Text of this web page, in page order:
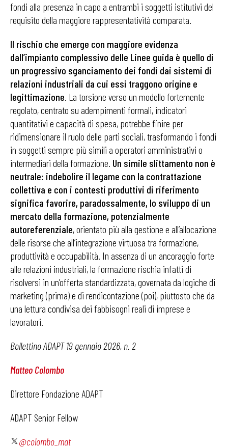
fondi alla presenza in capo a entrambi i soggetti istitutivi del
requisito della maggiore rappresentatività comparata.
Il rischio che emerge con maggiore evidenza
dall’impianto complessivo delle Linee guida è quello di
un progressivo sganciamento dei fondi dai sistemi di
relazioni industriali da cui essi traggono origine e
legittimazione. La torsione verso un modello fortemente
regolato, centrato su adempimenti formali, indicatori
quantitativi e capacità di spesa, potrebbe finire per
ridimensionare il ruolo delle parti sociali, trasformando i fondi
in soggetti sempre più simili a operatori amministrativi o
intermediari della formazione. Un simile slittamento non è
neutrale: indebolire il legame con la contrattazione
collettiva e con i contesti produttivi di riferimento
significa favorire, paradossalmente, lo sviluppo di un
mercato della formazione, potenzialmente
autoreferenziale, orientato più alla gestione e all’allocazione
delle risorse che all’integrazione virtuosa tra formazione,
produttività e occupabilità. In assenza di un ancoraggio forte
alle relazioni industriali, la formazione rischia infatti di
risolversi in un’offerta standardizzata, governata da logiche di
marketing (prima) e di rendicontazione (poi), piuttosto che da
una lettura condivisa dei fabbisogni reali di imprese e
lavoratori.
Bollettino ADAPT 19 gennaio 2026, n. 2
Matteo Colombo
Direttore Fondazione ADAPT
ADAPT Senior Fellow
@colombo_mat